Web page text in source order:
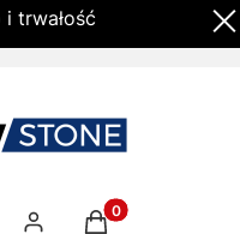
trwałość
Produkty w